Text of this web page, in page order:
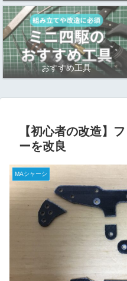
おすすめ工具
【初心者の改造】
ーを改良
MAシャーシ